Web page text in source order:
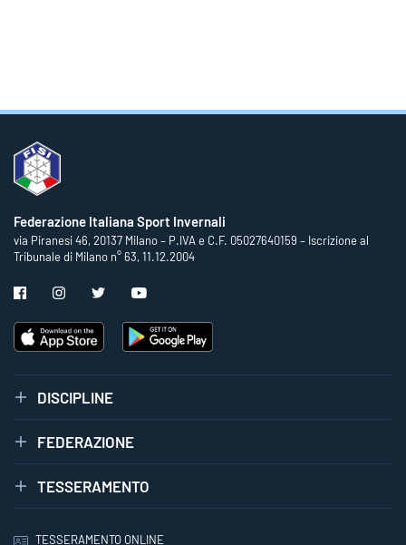
Federazione Italiana Sport Invernali
via Piranesi 46, 20137 Milano – P.IVA e C.F. 05027640159 – Iscrizione al
Tribunale di Milano n° 63, 11.12.2004
DISCIPLINE
FEDERAZIONE
TESSERAMENTO
TESSERAMENTO ONLINE